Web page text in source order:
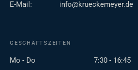
E-Mail:
info@krueckemeyer.de
GESCHÄFTSZEITEN
Mo - Do
7:30 - 16:45